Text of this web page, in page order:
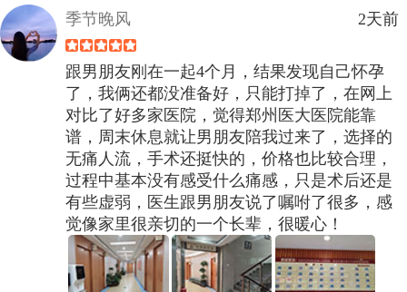
季节晚风 2天前
跟男朋友刚在一起4个月，结果发现自己怀孕
了，我俩还都没准备好，只能打掉了，在网上
对比了好多家医院，觉得郑州医大医院能靠
谱，周末休息就让男朋友陪我过来了，选择的
无痛人流，手术还挺快的，价格也比较合理，
过程中基本没有感受什么痛感，只是术后还是
有些虚弱，医生跟男朋友说了嘱咐了很多，感
觉像家里很亲切的一个长辈，很暖心！